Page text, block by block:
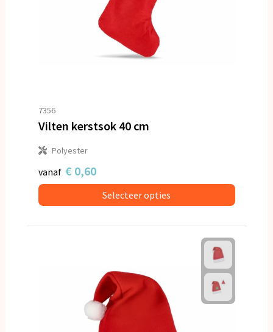
7356
Vilten kerstsok 40 cm
Polyester
vanaf € 0,60
Selecteer opties